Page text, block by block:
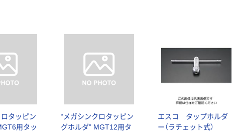
タッピン
用タッ
“メガシンクロタッピン
グホルダ” MGT12用タ
エスコ タップホルダ
ー（ラチェット式）